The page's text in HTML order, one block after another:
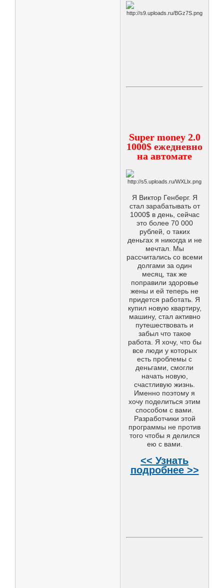
Super money 2.0
1000$ ежедневно
на автомате
Я Виктор Генберг. Я
стал зарабатывать от
1000$ в день, сейчас
это более 70 000
рублей, о таких
деньгах я никогда и не
мечтал. Мы
рассчитались со всеми
долгами за один
месяц, так же
поправили здоровье
жены и ей теперь не
придется работать. Я
купил новую квартиру,
машину, стал активно
путешествовать и
забыл что такое
работа. Я хочу, что бы
все люди у которых
есть проблемы с
деньгами, смогли
начать новую,
счастливую жизнь.
Именно поэтому я
хочу поделиться этим
способом с вами.
Разработчики этой
программы не против
того чтобы я делился
ею с вами.
<< Узнать
подробнее >>